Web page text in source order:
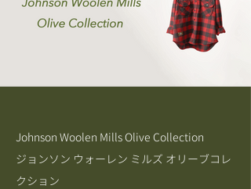
Johnson Woolen Mills Olive Collection
ジョンソン ウォーレン ミルズ オリーブコレ
クション